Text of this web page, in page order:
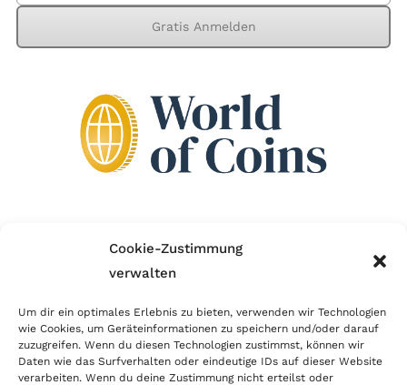
Cookie-Zustimmung
verwalten
Um dir ein optimales Erlebnis zu bieten, verwenden wir Technologien
wie Cookies, um Geräteinformationen zu speichern und/oder darauf
zuzugreifen. Wenn du diesen Technologien zustimmst, können wir
Daten wie das Surfverhalten oder eindeutige IDs auf dieser Website
verarbeiten. Wenn du deine Zustimmung nicht erteilst oder
Warenkorb
Gratis Anmelden
Wir sind Mitglied im Händlerbund!
erfolgreichen E-Commerce ein. Auch wir sind wie
viele Onlineshops im Netz Mitglied im Händlerbund
und unterstützen fairen Onlinehandel.